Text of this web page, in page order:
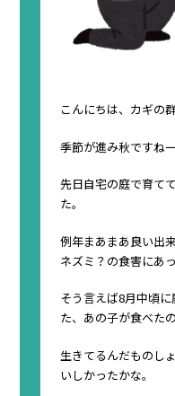
こんにちは、カギの
季節が進み秋ですねー
先日自宅の庭で育て
た。
例年まあまあ良い出
ネズミ？の食害にあ
そう言えば8月中頃
た、あの子が食べた
生きてるんだものし
いしかったかな。